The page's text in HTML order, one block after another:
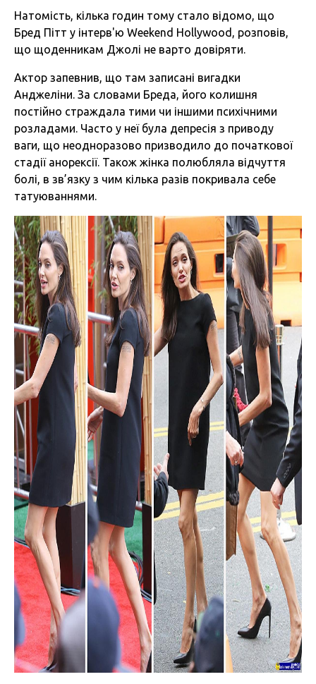
Натомість, кілька годин тому стало відомо, що
Бред Пітт у інтерв'ю Weekend Hollywood, розповів,
що щоденникам Джолі не варто довіряти.
Актор запевнив, що там записані вигадки
Анджеліни. За словами Бреда, його колишня
постійно страждала тими чи іншими психічними
розладами. Часто у неї була депресія з приводу
ваги, що неодноразово призводило до початкової
стадії анорексії. Також жінка полюбляла відчуття
болі, в зв’язку з чим кілька разів покривала себе
татуюваннями.